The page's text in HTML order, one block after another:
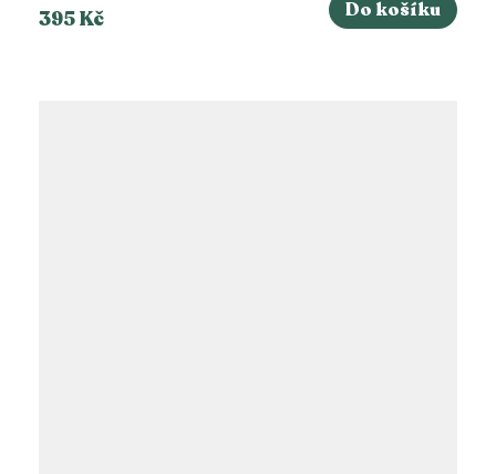
395 Kč Do košíku